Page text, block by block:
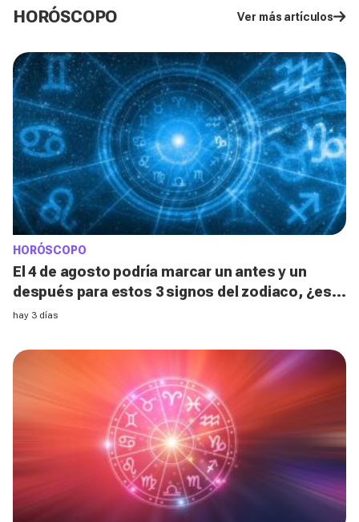
HORÓSCOPO Ver más artículos
HORÓSCOPO
El 4 de agosto podría marcar un antes y un
después para estos 3 signos del zodiaco, ¿está
el tuyo entre ellos?
hay 3 días